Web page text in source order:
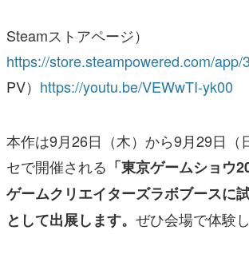
Steamストアページ）
https://store.steampowered.com/app/
PV） https://youtu.be/VEWwTI-yk00
本作は9月26日（木）から9月29日（
セで開催される 「東京ゲームショウ
ゲームクリエイターズラボブースに
として出展します。 ぜひ会場で体験